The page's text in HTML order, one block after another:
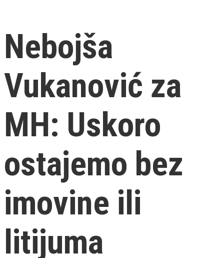
Nebojša
Vukanović za
MH: Uskoro
ostajemo bez
imovine ili
litijuma